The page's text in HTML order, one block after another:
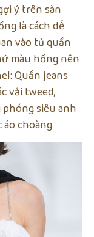
ý trên sàn
là cách dễ
vào tủ quần
màu hồng nên
Quần jeans
vải tweed,
siêu anh
choàng